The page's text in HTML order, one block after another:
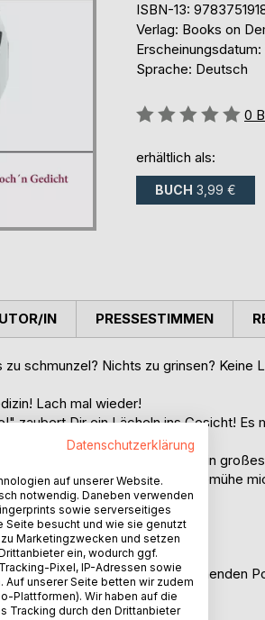
ISBN-13:
Verlag: Books on
Sprache: Deutsch
Bewertung::
0
erhältlich als:
BUCH 3,99 €
schmunzel? Nichts zu grinsen? Keine
Lach mal wieder!
zaubert Dir ein Lächeln ins Gesicht! Es
Illustrationen erinnern an mein
herankomme - aber ich bemühe
Gedicht!
leicht zu lesen, mit überraschenden
IN PRESSESTIMMEN
Datenschutzerklärung
auf unserer Website.
notwendig. Daneben verwenden
sowie serverseitiges
Seite besucht und wie sie genutzt
Marketingzwecken und setzen
ein, wodurch ggf.
Pixel, IP-Adressen sowie
unserer Seite betten wir zudem
Plattformen). Wir haben auf die
Tracking durch den Drittanbieter